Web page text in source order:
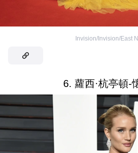
Invision/Invision/East
6. 蘿西·杭亭頓-